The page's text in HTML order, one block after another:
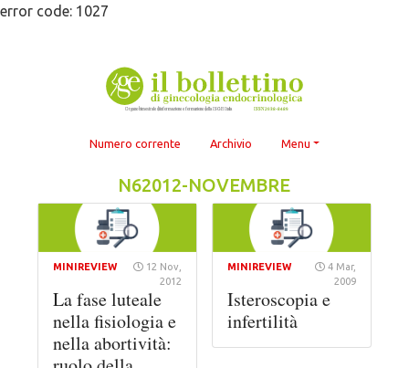
Skip
error code: 1027
Numero corrente Archivio Menu
N62012-NOVEMBRE
MINIREVIEW
12 Nov,
2012
La fase luteale
nella fisiologia e
nella abortività:
MINIREVIEW
4 Mar,
2009
Isteroscopia e
infertilità